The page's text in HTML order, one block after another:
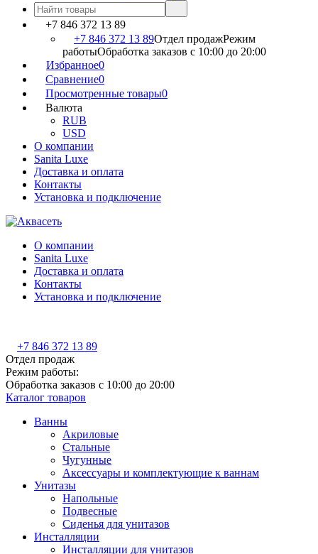
+7 846 372 13 89
+7 846 372 13 89Отдел продажРежим
работыОбработка заказов с 10:00 до 20:00
Избранное0
Сравнение0
Просмотренные товары0
Валюта
RUB
USD
О компании
Sanita Luxe
Доставка и оплата
Контакты
Установка и подключение
О компании
Sanita Luxe
Доставка и оплата
Контакты
Установка и подключение
+7 846 372 13 89
Отдел продаж
Режим работы:
Обработка заказов с 10:00 до 20:00
Каталог товаров
Ванны
Акриловые
Стальные
Чугунные
Аксессуары и комплектующие к ваннам
Унитазы
Напольные
Подвесные
Сиденья для унитазов
Инсталляции
Инсталляции для унитазов